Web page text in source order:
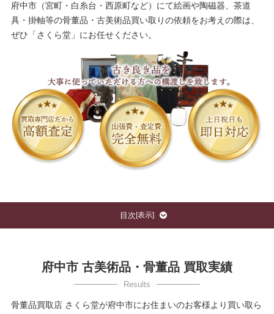
府中市（宮町・白糸台・西原町など）にて絵画や陶磁器、茶道
具・掛軸等の骨董品・古美術品買い取りの依頼をお考えの際は、
ぜひ「さくら堂」にお任せください。
目次 [表示]
府中市 古美術品・骨董品 買取実績
骨董品買取店 さくら堂が府中市にお住まいのお客様より買い取ら